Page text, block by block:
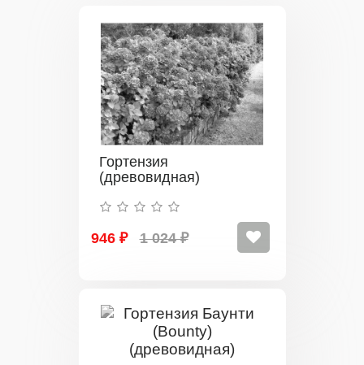
Гортензия
(древовидная)
946 ₽ 1 024 ₽